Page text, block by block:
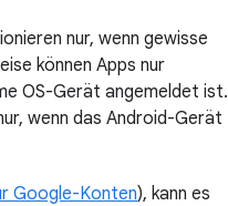
nur, wenn gewisse
können Apps nur
OS-Gerät angemeldet ist.
wenn das Android-Gerät
Google-Konten), kann es